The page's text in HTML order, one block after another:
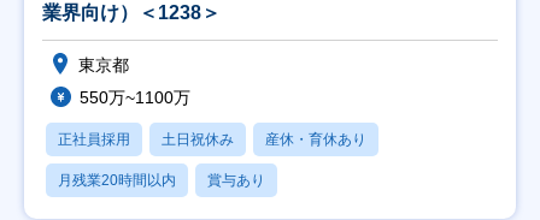
業界向け）＜1238＞
東京都
550万~1100万
正社員採用 土日祝休み 産休・育休あり
月残業20時間以内 賞与あり